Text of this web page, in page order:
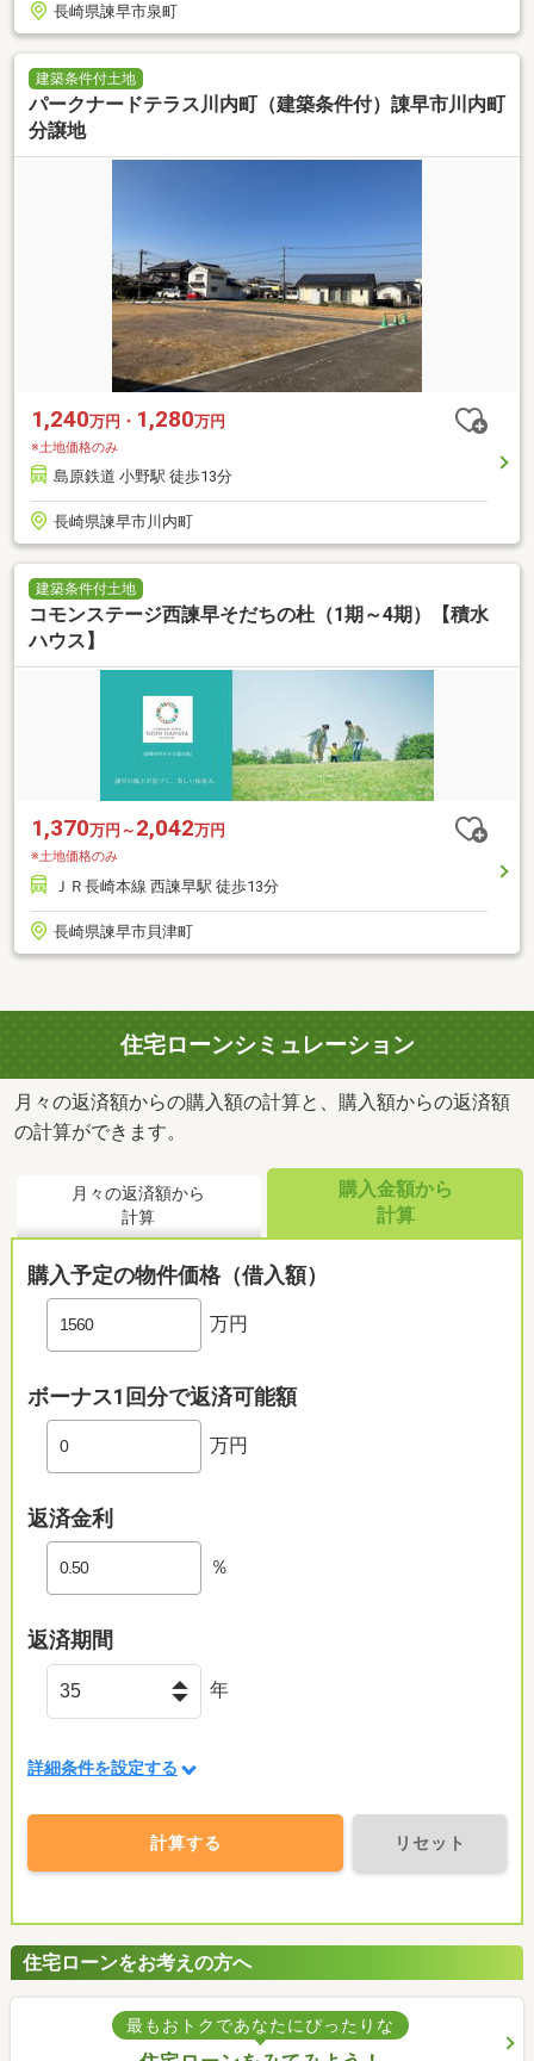
長崎県諫早市泉町
建築条件付土地
パークナードテラス川内町（建築条件付）諌早市川内町
分譲地
1,240万円・ 1,280万円
※土地価格のみ
島原鉄道 小野駅 徒歩13分
長崎県諫早市川内町
建築条件付土地
コモンステージ西諫早そだちの杜（1期～4期）【積水
ハウス】
1,370万円～ 2,042万円
※土地価格のみ
ＪＲ長崎本線 西諫早駅 徒歩13分
長崎県諫早市貝津町
住宅ローンシミュレーション
月々の返済額からの購入額の計算と、購入額からの返済額
の計算ができます。
月々の返済額から
計算
購入金額から
計算
購入予定の物件価格（借入額）
万円
ボーナス1回分で返済可能額
万円
返済金利
％
返済期間
年
詳細条件を設定する
計算する リセット
住宅ローンをお考えの方へ
最もおトクであなたにぴったりな